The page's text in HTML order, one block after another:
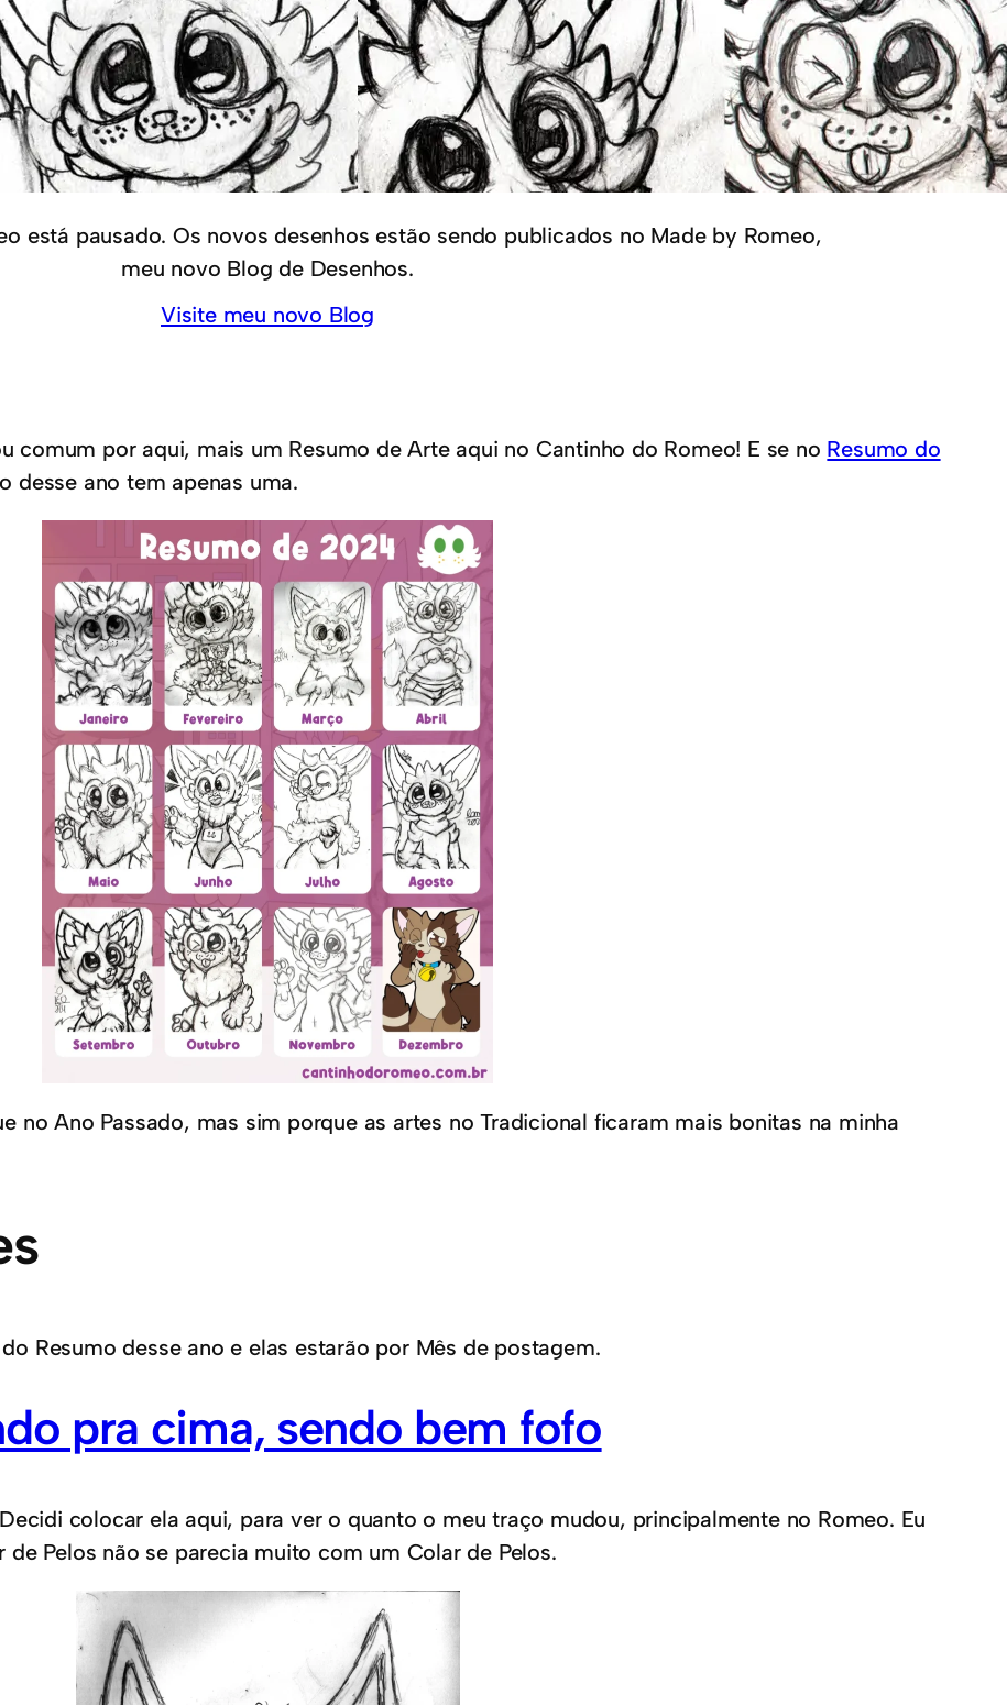
está pausado. Os novos desenhos estão sendo publicados no Made by Romeo,
meu novo Blog de Desenhos.
Visite meu novo Blog
comum por aqui, mais um Resumo de Arte aqui no Cantinho do Romeo! E se no Resumo do
desse ano tem apenas uma.
no Ano Passado, mas sim porque as artes no Tradicional ficaram mais bonitas na minha
Resumo desse ano e elas estarão por Mês de postagem.
pra cima, sendo bem fofo
colocar ela aqui, para ver o quanto o meu traço mudou, principalmente no Romeo. Eu
Pelos não se parecia muito com um Colar de Pelos.